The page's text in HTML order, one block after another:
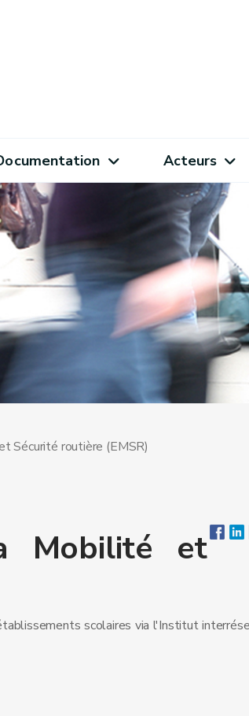
Acteurs
Sécurité routière (EMSR)
Mobilité et
scolaires via l'Institut